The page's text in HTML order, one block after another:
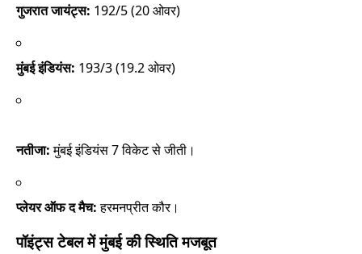
गुजरात जायंट्स: 192/5 (20 ओवर)
मुंबई इंडियंस: 193/3 (19.2 ओवर)
नतीजा:मुंबई इंडियंस 7 विकेट से जीती।
प्लेयर ऑफ द मैच:हरमनप्रीत कौर।
पॉइंट्स टेबल में मुंबई की स्थिति मजबूत